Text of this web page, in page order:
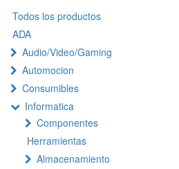
Todos los productos
ADA
Audio/Video/Gaming
Automocion
Consumibles
Informatica
Componentes
Herramientas
Almacenamiento